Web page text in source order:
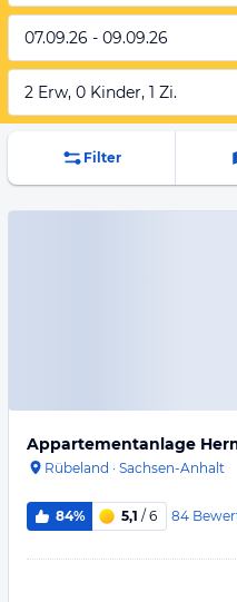
07.09.26 - 09.09.26
2 Erw, 0 Kinder, 1 Zi.
Filter
Appartementanlage
Rübeland · Sachsen-Anhalt
84% 5,1 / 6 84